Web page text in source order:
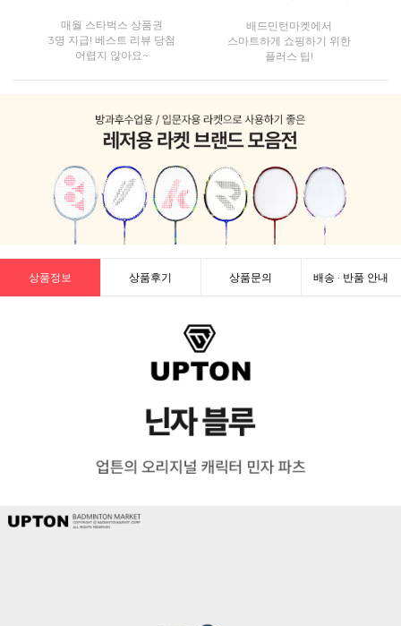
매월 스타벅스 상품권
3명 지급! 베스트 리뷰 당첨
어렵지 않아요~
배드민턴마켓에서
스마트하게 쇼핑하기 위한
플러스 팁!
상품정보 상품후기 상품문의 배송 · 반품 안내